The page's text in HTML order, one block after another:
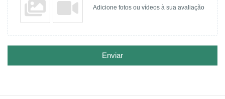
Adicione fotos ou vídeos à sua avaliação
Enviar